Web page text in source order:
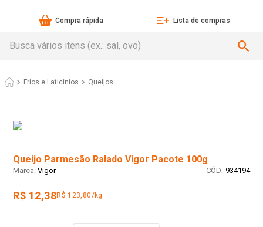
Compra rápida Lista de compras
Frios e Laticínios Queijos
Queijo Parmesão Ralado Vigor Pacote 100g
Vigor : 934194
R$ 12,38R$ 123,80/kg